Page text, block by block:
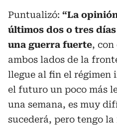
Puntualizó: “La
últimos dos o tres
una guerra fuerte, con
ambos lados de la
llegue al fin el régimen
el futuro un poco más
una semana, es muy
sucederá, pero tengo